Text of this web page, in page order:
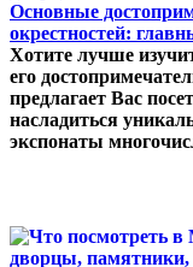
Основные
окрестностей:
Хотите лучше
его
предлагает Вас
насладиться
экспонаты